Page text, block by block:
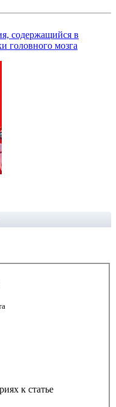
содержащийся в
головного мозга
к статье